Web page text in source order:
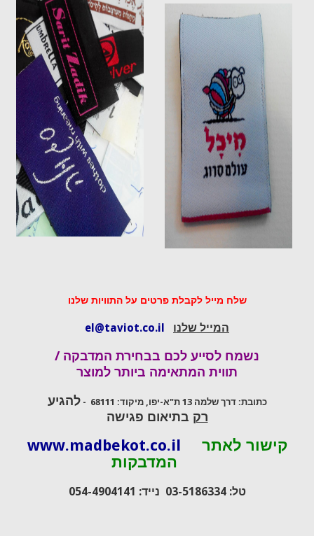
שלח מייל לקבלת פרטים על התוויות שלנו
el@taviot.co.il המייל שלנו
נשמח לסייע לכם בבחירת המדבקה /
תווית המתאימה ביותר למוצר
כתובת: דרך שלמה 13 ת"א-יפו, מיקוד: 68111 -
להגיע
רק בתיאום פגישה
www.madbekot.co.il
קישור לאתר
המדבקות
טל: 03-5186334 נייד: 054-4904141